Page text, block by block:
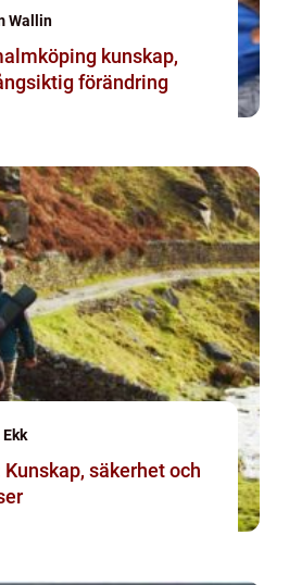
Wallin
kunskap,
förändring
säkerhet och